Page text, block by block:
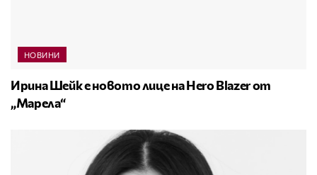
НОВИНИ
Ирина Шейк е новото лице на Hero Blazer от
„Марела“